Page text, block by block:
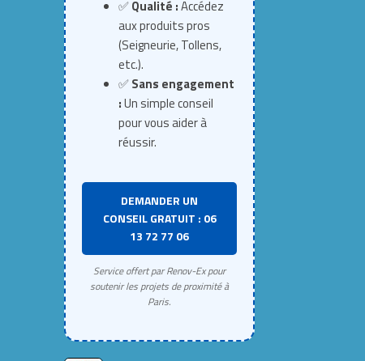
✅Qualité :Accédez
aux produits pros
(Seigneurie, Tollens,
etc.).
✅Sans engagement
:Un simple conseil
pour vous aider à
réussir.
DEMANDER UN
CONSEIL GRATUIT : 06
13 72 77 06
Service offert par Renov-Ex pour
soutenir les projets de proximité à
Paris.